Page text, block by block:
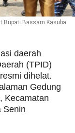
Bupati Bassam Kasuba.
daerah
(TPID)
dihelat.
Gedung
Kecamatan
Senin